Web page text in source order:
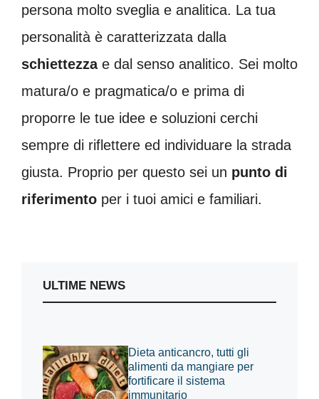
persona molto sveglia e analitica. La tua
personalità è caratterizzata dalla
schiettezzae dal senso analitico. Sei molto
matura/o e pragmatica/o e prima di
proporre le tue idee e soluzioni cerchi
sempre di riflettere ed individuare la strada
giusta. Proprio per questo sei un punto di
riferimento per i tuoi amici e familiari.
ULTIME NEWS
Dieta anticancro, tutti gli
alimenti da mangiare per
fortificare il sistema
immunitario